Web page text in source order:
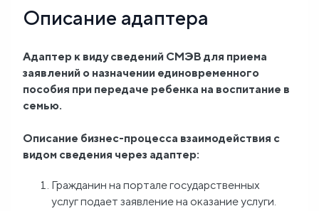
Блог
О
нас
Описание адаптера
Адаптер к виду сведений СМЭВ для приема
заявлений о назначении единовременного
пособия при передаче ребенка на воспитание в
семью.
Описание бизнес-процесса взаимодействия с
видом сведения через адаптер:
Гражданин на портале государственных
услуг подает заявление на оказание услуги.